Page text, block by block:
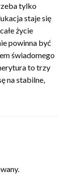
tylko
staje się
życie
powinna być
świadomego
to trzy
na stabilne,